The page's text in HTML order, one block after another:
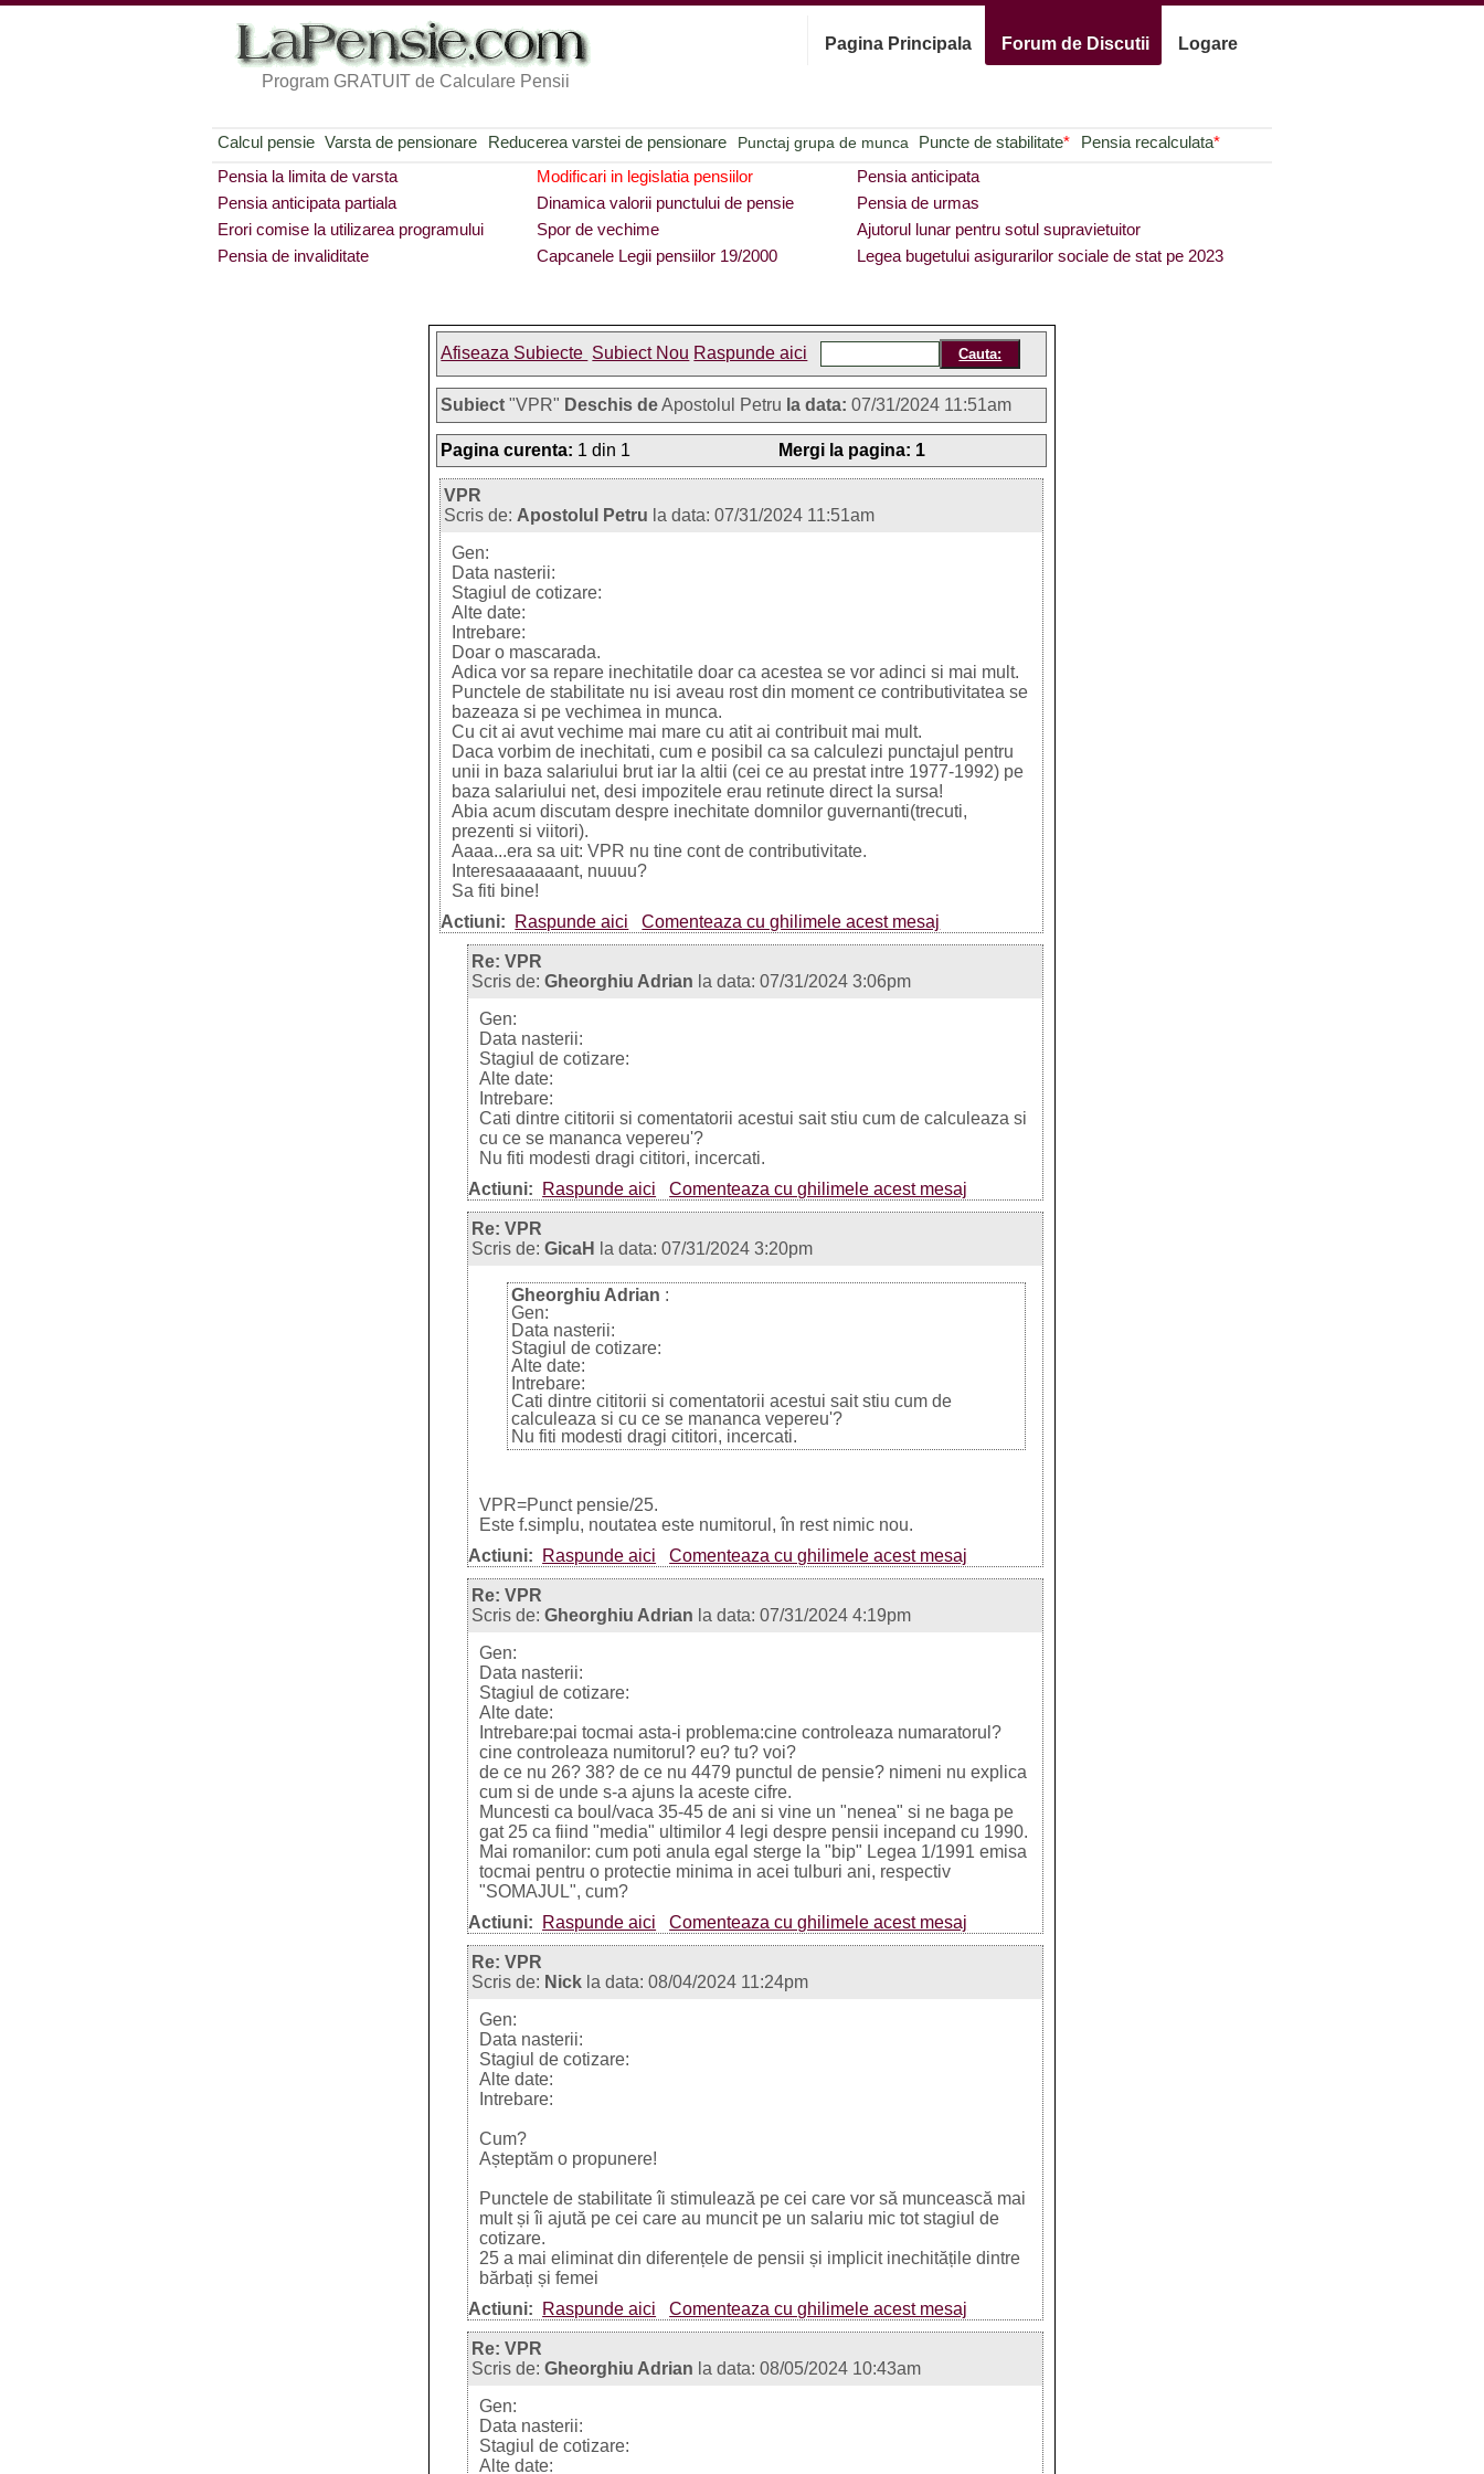
Program GRATUIT de Calculare Pensii
Pagina Principala Forum de Discutii Logare
Calcul pensie Varsta de pensionare Reducerea varstei de pensionare Punctaj grupa de munca Puncte de stabilitate* Pensia recalculata*
Pensia la limita de varsta
Modificari in legislatia pensiilor
Pensia anticipata
Pensia anticipata partiala
Dinamica valorii punctului de pensie
Pensia de urmas
Erori comise la utilizarea programului
Spor de vechime
Ajutorul lunar pentru sotul supravietuitor
Pensia de invaliditate
Capcanele Legii pensiilor 19/2000 Legea bugetului asigurarilor sociale de stat pe 2023
Afiseaza Subiecte Subiect Nou Raspunde aici
Subiect "VPR" Deschis deApostolul Petru la data: 07/31/2024 11:51am
Pagina curenta: 1 din 1 Mergi la pagina: 1
VPR
Scris de: Apostolul Petru la data: 07/31/2024 11:51am
Gen:
Data nasterii:
Stagiul de cotizare:
Alte date:
Intrebare:
Doar o mascarada.
Adica vor sa repare inechitatile doar ca acestea se vor adinci si mai mult.
Punctele de stabilitate nu isi aveau rost din moment ce contributivitatea se
bazeaza si pe vechimea in munca.
Cu cit ai avut vechime mai mare cu atit ai contribuit mai mult.
Daca vorbim de inechitati, cum e posibil ca sa calculezi punctajul pentru
unii in baza salariului brut iar la altii (cei ce au prestat intre 1977-1992) pe
baza salariului net, desi impozitele erau retinute direct la sursa!
Abia acum discutam despre inechitate domnilor guvernanti(trecuti,
prezenti si viitori).
Aaaa...era sa uit: VPR nu tine cont de contributivitate.
Interesaaaaaant, nuuuu?
Sa fiti bine!
Actiuni:
Raspunde aici Comenteaza cu ghilimele acest mesaj
Re: VPR
Scris de:Gheorghiu Adrian la data: 07/31/2024 3:06pm
Gen:
Data nasterii:
Stagiul de cotizare:
Alte date:
Intrebare:
Cati dintre cititorii si comentatorii acestui sait stiu cum de calculeaza si
cu ce se mananca vepereu'?
Nu fiti modesti dragi cititori, incercati.
Actiuni:
Raspunde aici Comenteaza cu ghilimele acest mesaj
Re: VPR
Scris de:GicaH la data: 07/31/2024 3:20pm
Gheorghiu Adrian :
Gen:
Data nasterii:
Stagiul de cotizare:
Alte date:
Intrebare:
Cati dintre cititorii si comentatorii acestui sait stiu cum de
calculeaza si cu ce se mananca vepereu'?
Nu fiti modesti dragi cititori, incercati.
VPR=Punct pensie/25.
Este f.simplu, noutatea este numitorul, în rest nimic nou.
Actiuni:
Raspunde aici Comenteaza cu ghilimele acest mesaj
Re: VPR
Scris de:Gheorghiu Adrian la data: 07/31/2024 4:19pm
Gen:
Data nasterii:
Stagiul de cotizare:
Alte date:
Intrebare:pai tocmai asta-i problema:cine controleaza numaratorul?
cine controleaza numitorul? eu? tu? voi?
de ce nu 26? 38? de ce nu 4479 punctul de pensie? nimeni nu explica
cum si de unde s-a ajuns la aceste cifre.
Muncesti ca boul/vaca 35-45 de ani si vine un "nenea" si ne baga pe
gat 25 ca fiind "media" ultimilor 4 legi despre pensii incepand cu 1990.
Mai romanilor: cum poti anula egal sterge la "bip" Legea 1/1991 emisa
tocmai pentru o protectie minima in acei tulburi ani, respectiv
"SOMAJUL", cum?
Actiuni:
Raspunde aici Comenteaza cu ghilimele acest mesaj
Re: VPR
Scris de: Nick la data: 08/04/2024 11:24pm
Gen:
Data nasterii:
Stagiul de cotizare:
Alte date:
Intrebare:
Cum?
Așteptăm o propunere!
Punctele de stabilitate îi stimulează pe cei care vor să muncească mai
mult și îi ajută pe cei care au muncit pe un salariu mic tot stagiul de
cotizare.
25 a mai eliminat din diferențele de pensii și implicit inechitățile dintre
bărbați și femei
Actiuni:
Raspunde aici Comenteaza cu ghilimele acest mesaj
Re: VPR
Scris de:Gheorghiu Adrian la data: 08/05/2024 10:43am
Gen:
Data nasterii:
Stagiul de cotizare:
Alte date: